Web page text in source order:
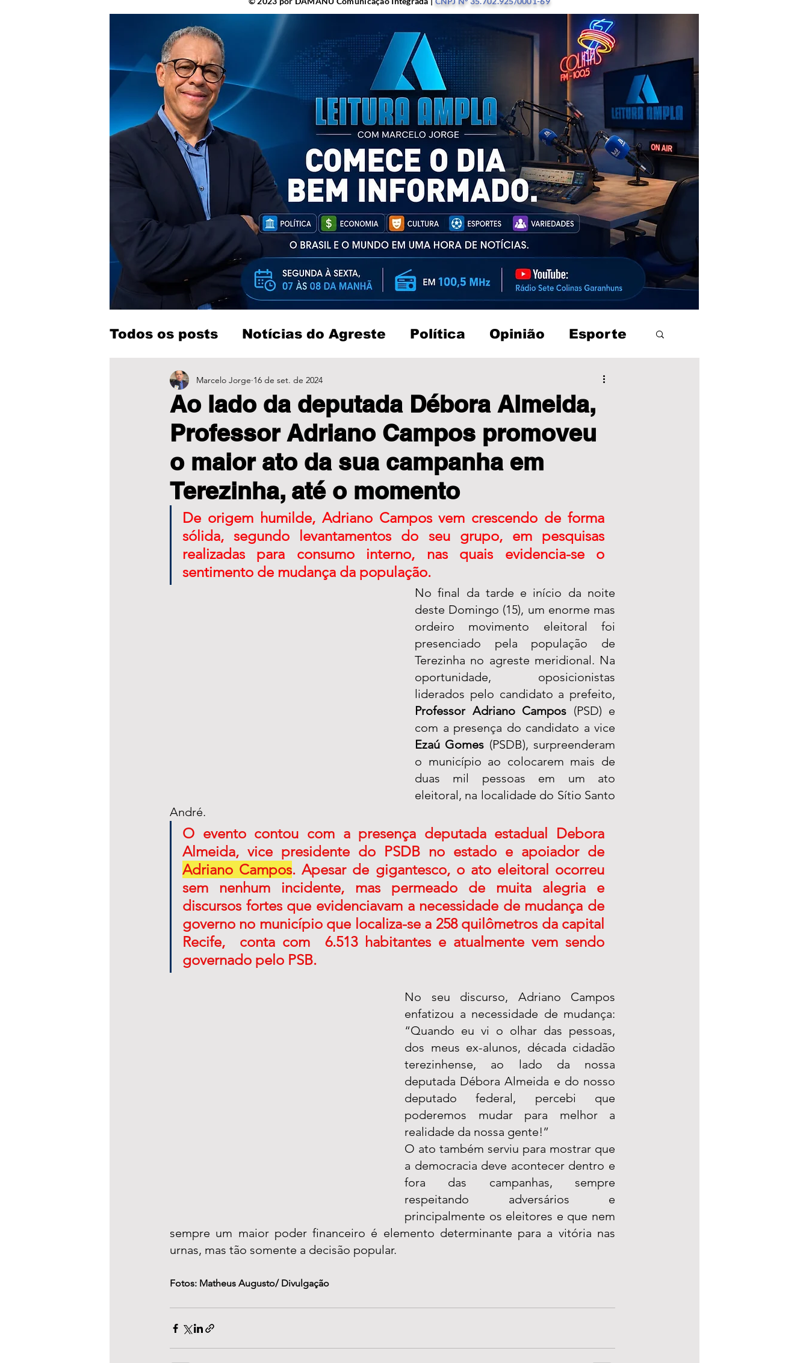
Todos os posts Notícias do Agreste Política Opinião Esporte
Entretenimento
Ao lado da deputada Débora Almeida,
Professor Adriano Campos promoveu
o maior ato da sua campanha em
Terezinha, até o momento
Marcelo Jorge 16 de set. de 2024
De origem humilde, Adriano Campos vem crescendo de forma
sólida, segundo levantamentos do seu grupo, em pesquisas
realizadas para consumo interno, nas quais evidencia-se o
sentimento de mudança da população.
No final da tarde e início da noite
deste Domingo (15), um enorme mas
ordeiro movimento eleitoral foi
presenciado pela população de
Terezinha no agreste meridional. Na
oportunidade, oposicionistas
Professor Adriano Campos (PSD) e
Ezaú Gomes (PSDB), surpreenderam
o município ao colocarem mais de
duas mil pessoas em um ato
eleitoral, na localidade do Sítio Santo
André.
O evento contou com a presença deputada estadual Debora
Adriano Campos. Apesar de gigantesco, o ato eleitoral ocorreu
sem nenhum incidente, mas permeado de muita alegria e
discursos fortes que evidenciavam a necessidade de mudança de
governo no município que localiza-se a 258 quilômetros da capital
Recife,  conta com  6.513 habitantes e atualmente vem sendo
governado pelo PSB.
No seu discurso, Adriano Campos
enfatizou a necessidade de mudança:
“Quando eu vi o olhar das pessoas,
dos meus ex-alunos, década cidadão
terezinhense, ao lado da nossa
deputada Débora Almeida e do nosso
deputado federal, percebi que
poderemos mudar para melhor a
realidade da nossa gente!”
O ato também serviu para mostrar que
a democracia deve acontecer dentro e
fora das campanhas, sempre
respeitando adversários e
principalmente os eleitores e que nem
sempre um maior poder financeiro é elemento determinante para a vitória nas
urnas, mas tão somente a decisão popular.
Fotos: Matheus Augusto/ Divulgação